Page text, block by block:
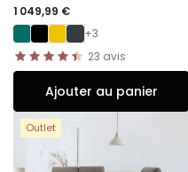
1 049,99 €
+3
23 avis
Ajouter au panier
Outlet